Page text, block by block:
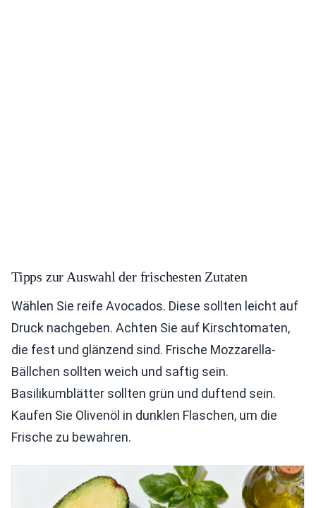
Tipps zur Auswahl der frischesten Zutaten
Wählen Sie reife Avocados. Diese sollten leicht auf
Druck nachgeben. Achten Sie auf Kirschtomaten,
die fest und glänzend sind. Frische Mozzarella-
Bällchen sollten weich und saftig sein.
Basilikumblätter sollten grün und duftend sein.
Kaufen Sie Olivenöl in dunklen Flaschen, um die
Frische zu bewahren.